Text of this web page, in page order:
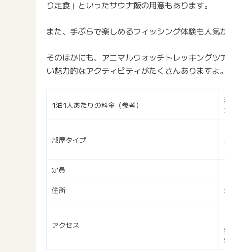
り定食」といったサウナ飯の用意もあります。
また、手ぶらで楽しめるフィッシング体験も人気
そのほかにも、アニマルウォッチトレッキング
い魅力的なアクティビティがたくさんありますよ。
1泊1人あたりの料金（参考）
部屋タイプ
定員
住所
アクセス